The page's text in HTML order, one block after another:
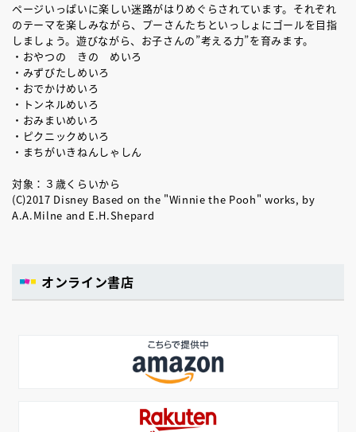
ページいっぱいに楽しい迷路がはりめぐらされています。それぞれ
のテーマを楽しみながら、プーさんたちといっしょにゴールを目指
しましょう。遊びながら、お子さんの”考える力”を育みます。
・おやつの きの めいろ
・みずびたしめいろ
・おでかけめいろ
・トンネルめいろ
・おみまいめいろ
・ピクニックめいろ
・まちがいきねんしゃしん
対象：３歳くらいから
(C)2017 Disney Based on the "Winnie the Pooh" works, by
A.A.Milne and E.H.Shepard
オンライン書店